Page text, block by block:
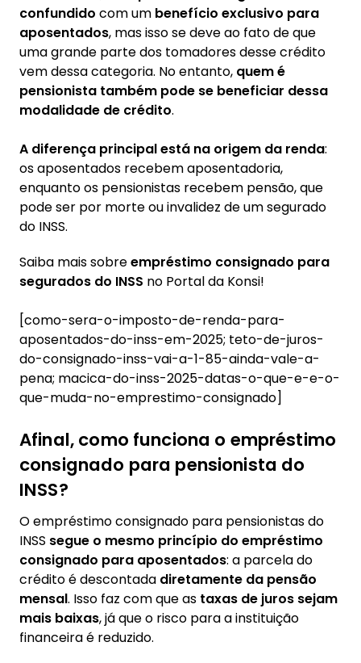
confundido com um benefício exclusivo para
aposentados, mas isso se deve ao fato de que
uma grande parte dos tomadores desse crédito
vem dessa categoria. No entanto, quem é
pensionista também pode se beneficiar dessa
modalidade de crédito.
A diferença principal está na origem da renda:
os aposentados recebem aposentadoria,
enquanto os pensionistas recebem pensão, que
pode ser por morte ou invalidez de um segurado
do INSS.
Saiba mais sobreempréstimo consignado para
segurados do INSS no Portal da Konsi!
[como-sera-o-imposto-de-renda-para-
aposentados-do-inss-em-2025; teto-de-juros-
do-consignado-inss-vai-a-1-85-ainda-vale-a-
pena; macica-do-inss-2025-datas-o-que-e-e-o-
que-muda-no-emprestimo-consignado]
Afinal, como funciona o empréstimo
consignado para pensionista do
INSS?
O empréstimo consignado para pensionistas do
INSS segue o mesmo princípio do empréstimo
consignado para aposentados: a parcela do
crédito é descontada diretamente da pensão
mensal. Isso faz com que as taxas de juros sejam
mais baixas, já que o risco para a instituição
financeira é reduzido.